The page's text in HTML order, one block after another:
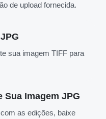
de upload fornecida.
sua imagem TIFF para
Sua Imagem JPG
as edições, baixe